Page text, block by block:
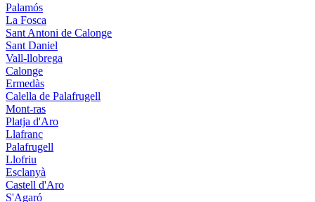
Palamós
La Fosca
Sant Antoni de Calonge
Sant Daniel
Vall-llobrega
Calonge
Ermedàs
Calella de Palafrugell
Mont-ras
Platja d'Aro
Llafranc
Palafrugell
Llofriu
Esclanyà
Castell d'Aro
S'Agaró